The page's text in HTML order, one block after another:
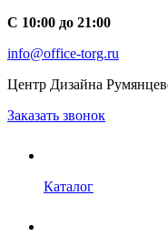
С 10:00 до 21:00
info@office-torg.ru
Центр Дизайна
Заказать звонок
Каталог